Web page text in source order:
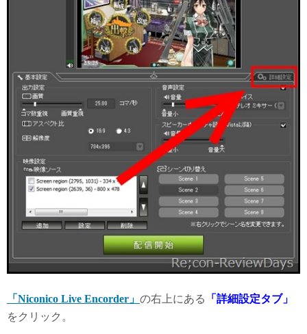
「Niconico Live Encorder」 の右上にある
「詳細設定タブ」
をクリック。